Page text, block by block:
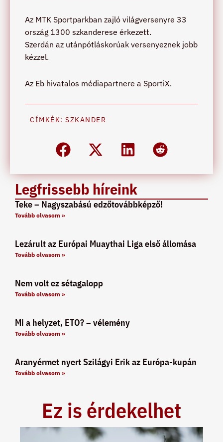
Legfrissebb híreink
Teke – Nagyszabású edzőtovábbképző!
Tovább olvasom »
Lezárult az Európai Muaythai Liga első állomása
Tovább olvasom »
Nem volt ez sétagalopp
Tovább olvasom »
Mi a helyzet, ETO? – vélemény
Tovább olvasom »
Aranyérmet nyert Szilágyi Erik az Európa-kupán
Tovább olvasom »
Az MTK Sportparkban zajló világversenyre 33
ország 1300 szkanderese érkezett.
Szerdán az utánpótláskorúak versenyeznek jobb
kézzel.
Az Eb hivatalos médiapartnere a SportiX.
CÍMKÉK: SZKANDER
Ez is érdekelhet